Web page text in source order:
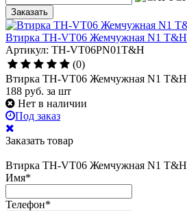
Заказать
Втирка TH-VT06 Жемчужная N1 T&H
Артикул: TH-VT06PN01T&H
(0)
Втирка TH-VT06 Жемчужная N1 T&H
188 руб. за шт
Нет в наличии
Под заказ
Заказать товар
Втирка TH-VT06 Жемчужная N1 T&H
Имя*
Телефон*